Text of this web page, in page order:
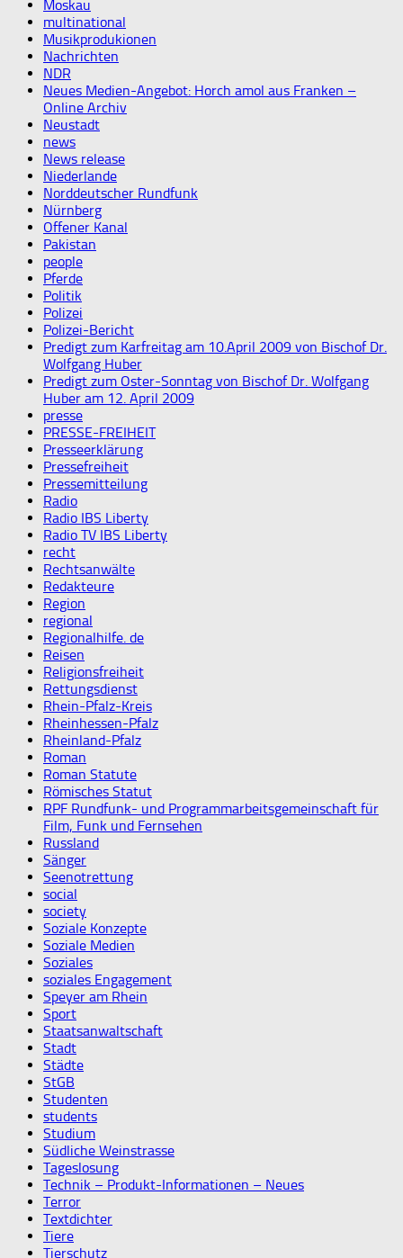
Moskau
multinational
Musikprodukionen
Nachrichten
NDR
Neues Medien-Angebot: Horch amol aus Franken –
Online Archiv
Neustadt
news
News release
Niederlande
Norddeutscher Rundfunk
Nürnberg
Offener Kanal
Pakistan
people
Pferde
Politik
Polizei
Polizei-Bericht
Predigt zum Karfreitag am 10.April 2009 von Bischof Dr.
Wolfgang Huber
Predigt zum Oster-Sonntag von Bischof Dr. Wolfgang
Huber am 12. April 2009
presse
PRESSE-FREIHEIT
Presseerklärung
Pressefreiheit
Pressemitteilung
Radio
Radio IBS Liberty
Radio TV IBS Liberty
recht
Rechtsanwälte
Redakteure
Region
regional
Regionalhilfe. de
Reisen
Religionsfreiheit
Rettungsdienst
Rhein-Pfalz-Kreis
Rheinhessen-Pfalz
Rheinland-Pfalz
Roman
Roman Statute
Römisches Statut
RPF Rundfunk- und Programmarbeitsgemeinschaft für
Film, Funk und Fernsehen
Russland
Sänger
Seenotrettung
social
society
Soziale Konzepte
Soziale Medien
Soziales
soziales Engagement
Speyer am Rhein
Sport
Staatsanwaltschaft
Stadt
Städte
StGB
Studenten
students
Studium
Südliche Weinstrasse
Tageslosung
Technik – Produkt-Informationen – Neues
Terror
Textdichter
Tiere
Tierschutz